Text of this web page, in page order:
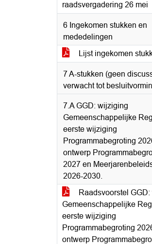
raadsvergadering 26 mei
6 Ingekomen stukken en
mededelingen
Lijst ingekomen
7 A-stukken (geen
verwacht tot
7.A GGD: wijziging
Gemeenschappelijke
eerste wijziging
Programmabegroting
ontwerp
2027 en
2026-2030.
Raadsvoorstel
Gemeenschappelijke
eerste wijziging
Programmabegroting
ontwerp